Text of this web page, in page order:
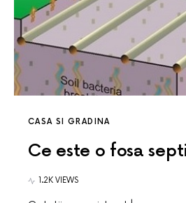
CASA SI GRADINA
Ce este o fosa
1.2K VIEWS